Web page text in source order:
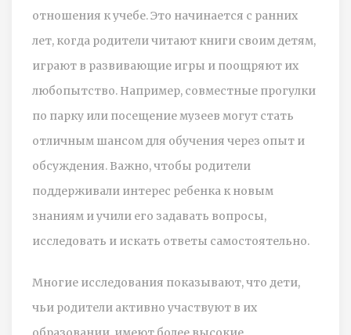
отношения к учебе. Это начинается с ранних
лет, когда родители читают книги своим детям,
играют в развивающие игры и поощряют их
любопытство. Например, совместные прогулки
по парку или посещение музеев могут стать
отличным шансом для обучения через опыт и
обсуждения. Важно, чтобы родители
поддерживали интерес ребенка к новым
знаниям и учили его задавать вопросы,
исследовать и искать ответы самостоятельно.
Многие исследования показывают, что дети,
чьи родители активно участвуют в их